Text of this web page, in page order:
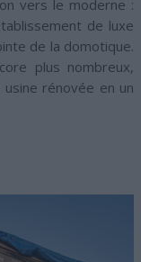
vers le moderne :
de luxe
de la domotique.
plus nombreux,
usine rénovée en un